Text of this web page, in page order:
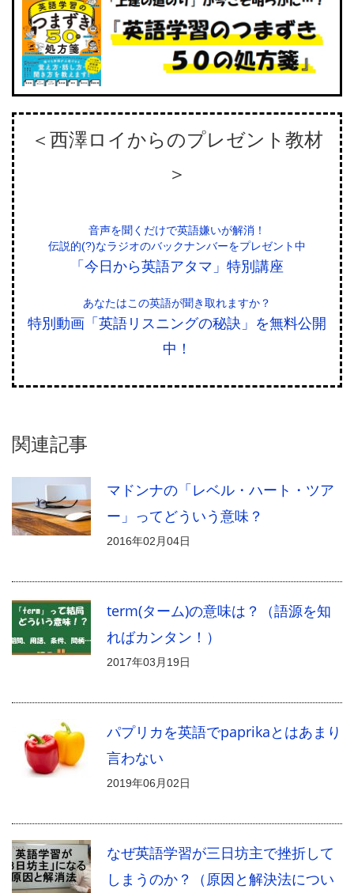
＜西澤ロイからのプレゼント教材
＞
音声を聞くだけで英語嫌いが解消！
伝説的(?)なラジオのバックナンバーをプレゼント中
「今日から英語アタマ」特別講座
あなたはこの英語が聞き取れますか？
特別動画「英語リスニングの秘訣」を無料公開
中！
関連記事
マドンナの「レベル・ハート・ツア
ー」ってどういう意味？
2016年02月04日
term(ターム)の意味は？（語源を知
ればカンタン！）
2017年03月19日
パプリカを英語でpaprikaとはあまり
言わない
2019年06月02日
なぜ英語学習が三日坊主で挫折して
しまうのか？（原因と解決法につい